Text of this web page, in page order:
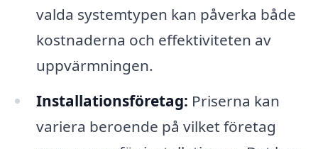
valda systemtypen kan påverka både
kostnaderna och effektiviteten av
uppvärmningen.
Installationsföretag: Priserna kan
variera beroende på vilket företag